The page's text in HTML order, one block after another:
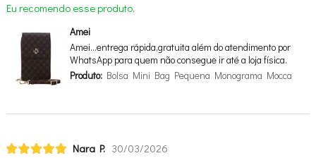
Eu recomendo esse produto.
Amei
Amei…entrega rápida,gratuita além do atendimento por
WhatsApp para quem não consegue ir até a loja física.
Produto:Bolsa Mini Bag Pequena Monograma Mocca
Nara P. 30/03/2026